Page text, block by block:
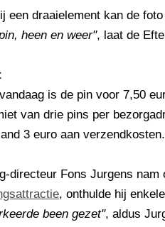
een draaielement kan de
heen en weer", laat de
is de pin voor 7,50
van drie pins per
3 euro aan verzendkosten.
directeur Fons Jurgens
, onthulde hij
been gezet", aldus